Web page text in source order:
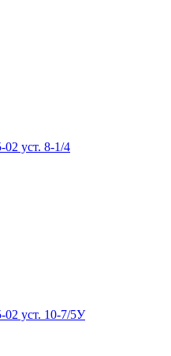
02 уст. 8-1/4
02 уст. 10-7/5У